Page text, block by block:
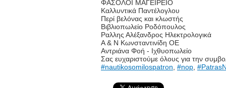
ΦΑΣΟΛΟΙ ΜΑΓΕΙΡΕΙΟ
Καλλυντικά Παντέλογλου
Περί βελόνας και κλωστής
Βιβλιοπωλείο Ροδόπουλος
Ραλλης Αλέξανδρος Ηλεκτρολογικά
Α & Ν Κωνσταντινίδη ΟΕ
Αντριάνα Φοή - Ιχθυοπωλείο
Σας ευχαριστούμε όλους για την
#nautikosomilospatron, #nop,